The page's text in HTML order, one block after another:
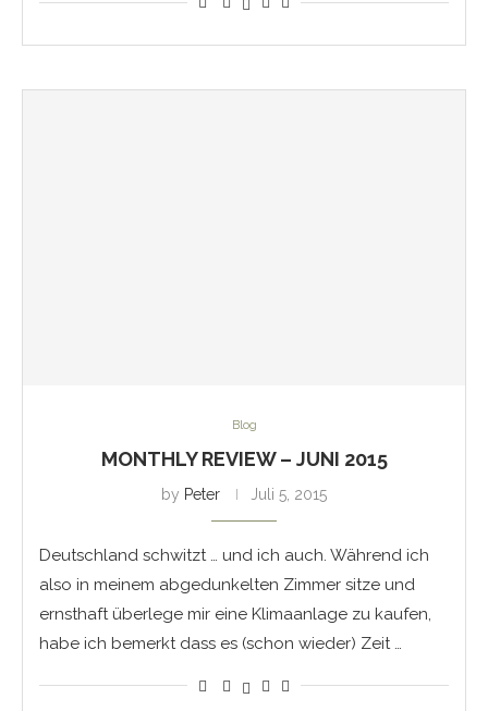
Blog
MONTHLY REVIEW – JUNI 2015
by Peter Juli 5, 2015
Deutschland schwitzt … und ich auch. Während ich
also in meinem abgedunkelten Zimmer sitze und
ernsthaft überlege mir eine Klimaanlage zu kaufen,
habe ich bemerkt dass es (schon wieder) Zeit …